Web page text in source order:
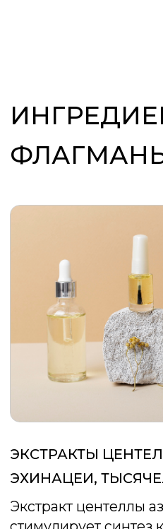
+7 906 078-65-86
PREMIUM SPA-TECHNOLOGY
м. Румянцево, БП Румянцево
домовладение № 4,
строение 2, этаж 9, блок Г,
info@bekosby.ru